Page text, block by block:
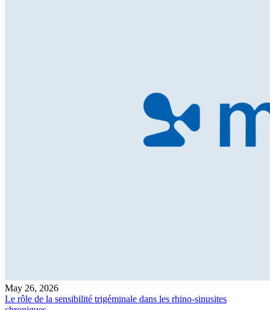
May 26, 2026
Le rôle de la sensibilité trigéminale dans les rhino-sinusites